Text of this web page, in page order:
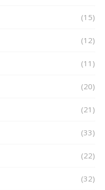
(15)
(12)
(11)
(20)
(21)
(33)
(22)
(32)